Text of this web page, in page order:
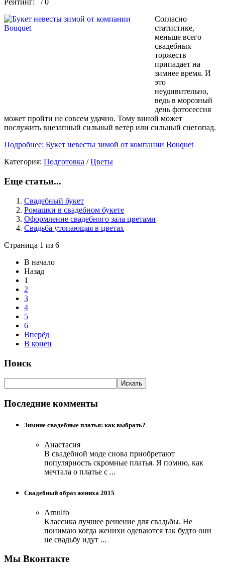
Рейтинг:
/ 0
Согласно
статистике,
меньше всего
свадебных
торжеств
припадает на
зимнее время. И
это
неудивительно,
ведь в морозный
день фотосессия
может пройти не совсем удачно. Тому виной может
послужить внезапный сильный ветер или сильный снегопад.
Подробнее: Букет невесты зимой от компании Bouquet
Категория: Подготовка /Цветы
Еще статьи...
Свадебный букет
Ромашки в свадебном букете
Оформление свадебного зала цветами
Свадьба утопающая в цветах
Страница 1 из 6
В начало
Назад
1
2
3
4
5
6
Вперёд
В конец
Поиск
Последние комменты
Зимние свадебные платья: как выбрать?
Анастасия
В свадебной моде снова приобретают
популярность скромные платья. Я помню, как
мечтала о платье с ...
Свадебный образ жениха 2015
Arnulfo
Классика лучшее решение для свадьбы. Не
понимаю когда женихи одеваются так будто они
не свадьбу идут ...
Мы Вконтакте